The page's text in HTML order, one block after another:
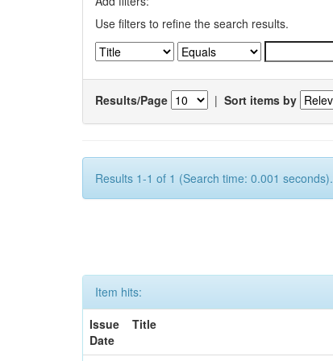
Use filters to refine the search results.
Results/Page | Sort items by
Results 1-1 of 1 (Search time: 0.001 seconds).
Item hits:
Issue
Date
Title